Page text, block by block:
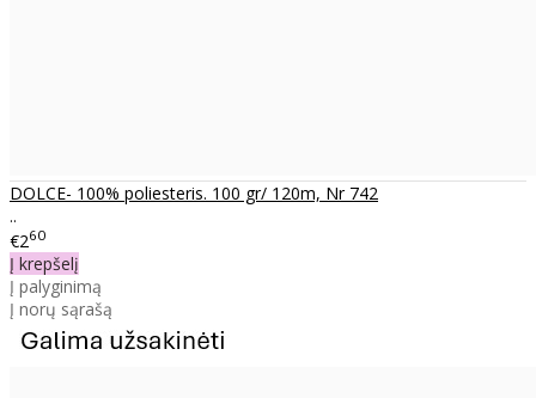
DOLCE- 100% poliesteris. 100 gr/ 120m, Nr 742
..
€260
Į krepšelį
Į palyginimą
Į norų sąrašą